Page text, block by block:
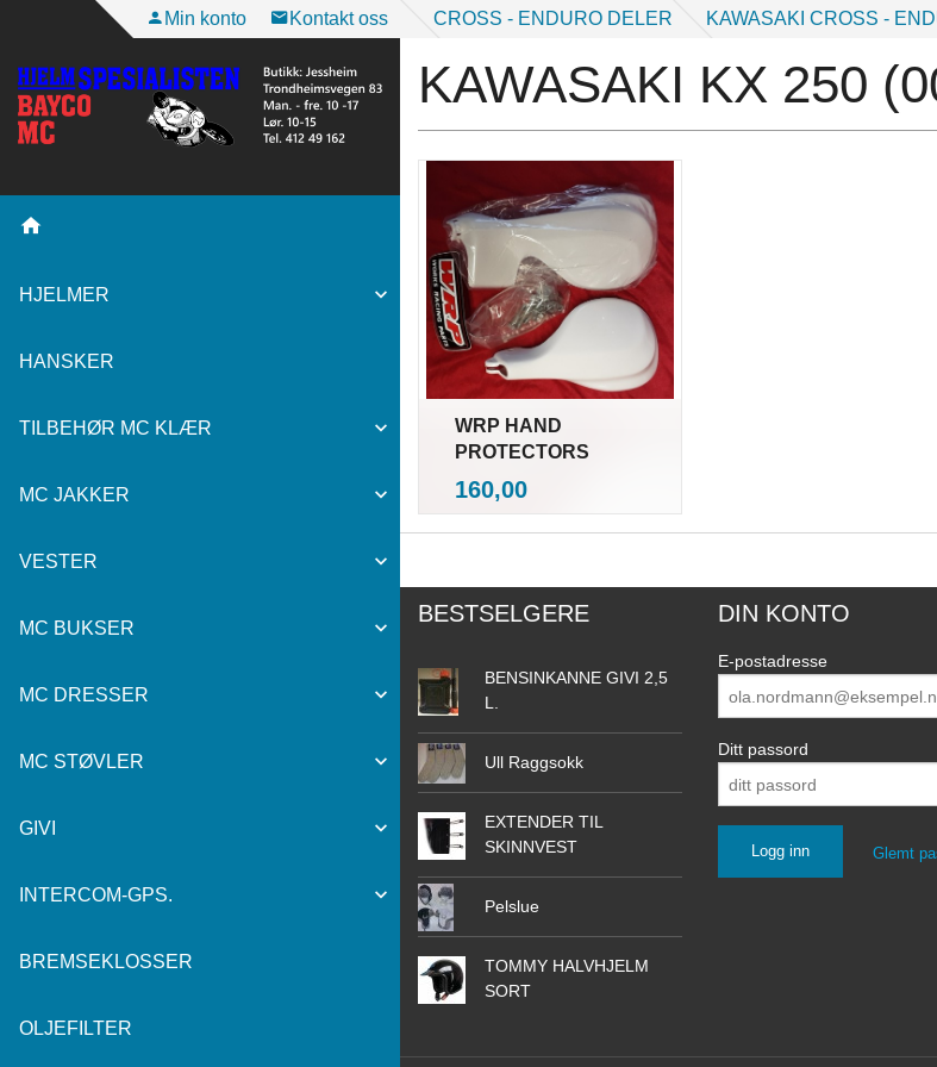
innholdet
HJELMER
HANSKER
TILBEHØR MC KLÆR
MC JAKKER
VESTER
MC BUKSER
MC DRESSER
MC STØVLER
GIVI
INTERCOM-GPS.
BREMSEKLOSSER
OLJEFILTER
CROSS - ENDURO DELER KAWASAKI CROSS -
Kontakt oss
Min konto
KAWASAKI KX 250
WRP HAND
PROTECTORS
Pris
160,00
BESTSELGERE
BENSINKANNE GIVI 2,5
L.
Ull Raggsokk
EXTENDER TIL
SKINNVEST
Pelslue
TOMMY HALVHJELM
SORT
DIN KONTO
E-postadresse
Ditt passord
Glemt